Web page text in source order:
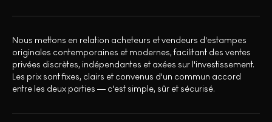
Nous mettons en relation acheteurs et vendeurs d'estampes
originales contemporaines et modernes, facilitant des ventes
privées discrètes, indépendantes et axées sur l'investissement.
Les prix sont fixes, clairs et convenus d'un commun accord
entre les deux parties — c'est simple, sûr et sécurisé.